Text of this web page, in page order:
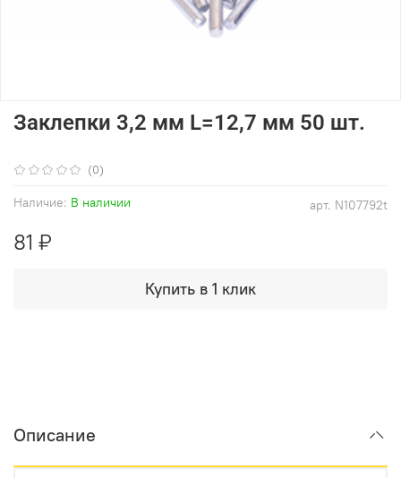
(0)
арт. N107792t
Наличие: В наличии
Заклепки 3,2 мм L=12,7 мм 50 шт.
81 ₽
Купить в 1 клик
Описание